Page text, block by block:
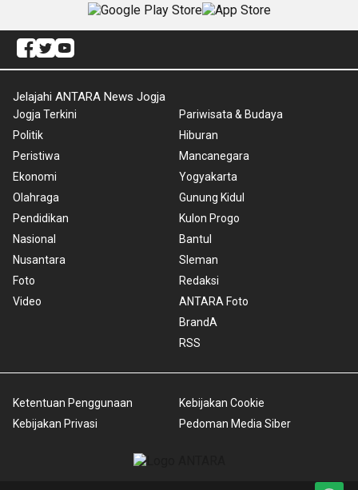
Jelajahi ANTARA News Jogja
Jogja Terkini
Politik
Peristiwa
Ekonomi
Olahraga
Pendidikan
Nasional
Nusantara
Foto
Video
Pariwisata & Budaya
Hiburan
Mancanegara
Yogyakarta
Gunung Kidul
Kulon Progo
Bantul
Sleman
Redaksi
ANTARA Foto
BrandA
RSS
Ketentuan Penggunaan
Kebijakan Privasi
Kebijakan Cookie
Pedoman Media Siber